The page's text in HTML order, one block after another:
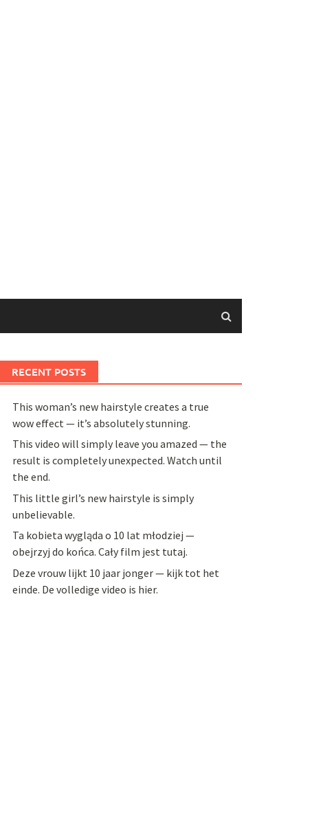
RECENT POSTS
This woman’s new hairstyle creates a true
wow effect — it’s absolutely stunning.
This video will simply leave you amazed — the
result is completely unexpected. Watch until
the end.
This little girl’s new hairstyle is simply
unbelievable.
Ta kobieta wygląda o 10 lat młodziej —
obejrzyj do końca. Cały film jest tutaj.
Deze vrouw lijkt 10 jaar jonger — kijk tot het
einde. De volledige video is hier.